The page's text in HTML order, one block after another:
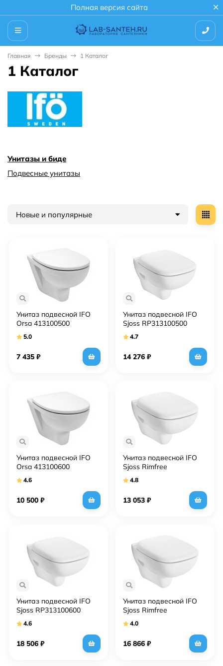
Полная версия сайта
Главная Бренды 1 Каталог
1 Каталог
Унитазы и биде
Подвесные унитазы
Новые и популярные
Унитаз подвесной IFO
Orsa 413100500
5.0
7 435 ₽
Унитаз подвесной IFO
Sjoss RP313100500
4.7
14 276 ₽
Унитаз подвесной IFO
Orsa 413100600
4.6
10 500 ₽
Унитаз подвесной IFO
Sjoss Rimfree
внутреннего ободка
4.8
13 053 ₽
Унитаз подвесной IFO
Sjoss RP313100600
4.6
18 506 ₽
Унитаз подвесной IFO
Sjoss Rimfree
внутреннего ободка
4.0
16 866 ₽